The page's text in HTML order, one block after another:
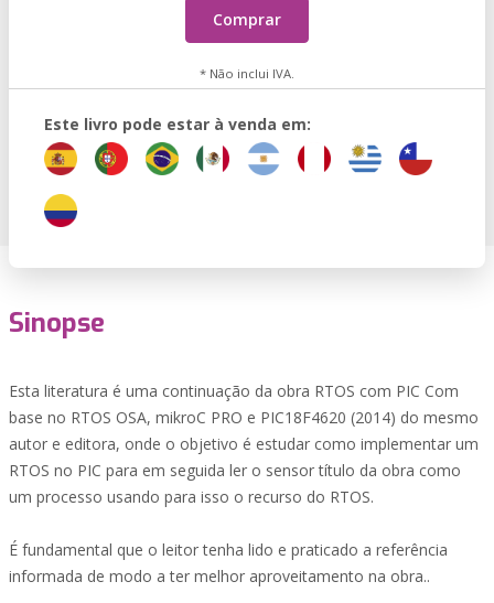
Comprar
* Não inclui IVA.
Este livro pode estar à venda em:
Sinopse
Esta literatura é uma continuação da obra RTOS com PIC Com
base no RTOS OSA, mikroC PRO e PIC18F4620 (2014) do mesmo
autor e editora, onde o objetivo é estudar como implementar um
RTOS no PIC para em seguida ler o sensor título da obra como
um processo usando para isso o recurso do RTOS.
É fundamental que o leitor tenha lido e praticado a referência
informada de modo a ter melhor aproveitamento na obra..